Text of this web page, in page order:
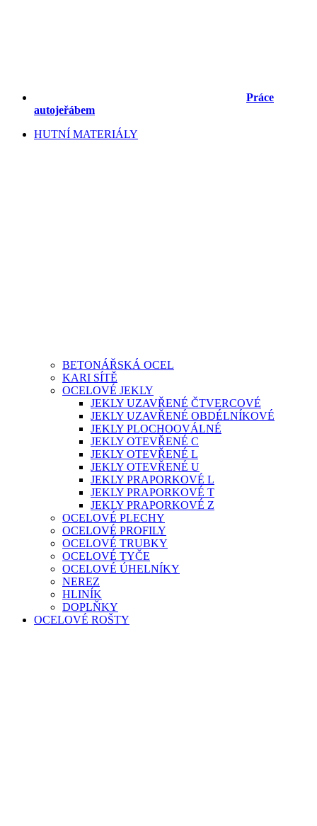
Práce
autojeřábem
HUTNÍ MATERIÁLY
BETONÁŘSKÁ OCEL
KARI SÍTĚ
OCELOVÉ JEKLY
JEKLY UZAVŘENÉ ČTVERCOVÉ
JEKLY UZAVŘENÉ OBDÉLNÍKOVÉ
JEKLY PLOCHOOVÁLNÉ
JEKLY OTEVŘENÉ C
JEKLY OTEVŘENÉ L
JEKLY OTEVŘENÉ U
JEKLY PRAPORKOVÉ L
JEKLY PRAPORKOVÉ T
JEKLY PRAPORKOVÉ Z
OCELOVÉ PLECHY
OCELOVÉ PROFILY
OCELOVÉ TRUBKY
OCELOVÉ TYČE
OCELOVÉ ÚHELNÍKY
NEREZ
HLINÍK
DOPLŇKY
OCELOVÉ ROŠTY